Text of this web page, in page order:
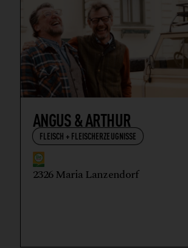
ANGUS & ARTHUR
FLEISCH + FLEISCHERZEUGNISSE
2326 Maria Lanzendorf